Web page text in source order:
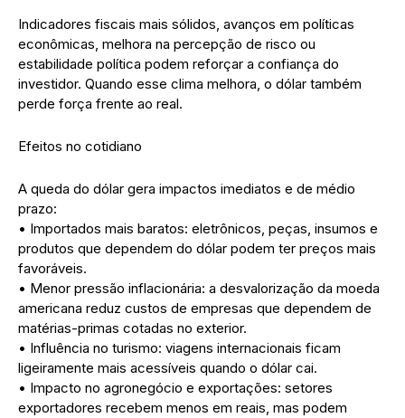
Indicadores fiscais mais sólidos, avanços em políticas
econômicas, melhora na percepção de risco ou
estabilidade política podem reforçar a confiança do
investidor. Quando esse clima melhora, o dólar também
perde força frente ao real.
Efeitos no cotidiano
A queda do dólar gera impactos imediatos e de médio
prazo:
• Importados mais baratos: eletrônicos, peças, insumos e
produtos que dependem do dólar podem ter preços mais
favoráveis.
• Menor pressão inflacionária: a desvalorização da moeda
americana reduz custos de empresas que dependem de
matérias-primas cotadas no exterior.
• Influência no turismo: viagens internacionais ficam
ligeiramente mais acessíveis quando o dólar cai.
• Impacto no agronegócio e exportações: setores
exportadores recebem menos em reais, mas podem